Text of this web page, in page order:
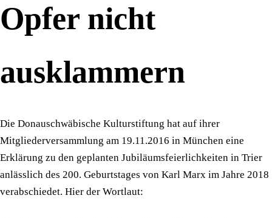
Opfer nicht
ausklammern
Die Donauschwäbische Kulturstiftung hat auf ihrer
Mitgliederversammlung am 19.11.2016 in München eine
Erklärung zu den geplanten Jubiläumsfeierlichkeiten in Trier
anlässlich des 200. Geburtstages von Karl Marx im Jahre 2018
verabschiedet. Hier der Wortlaut: